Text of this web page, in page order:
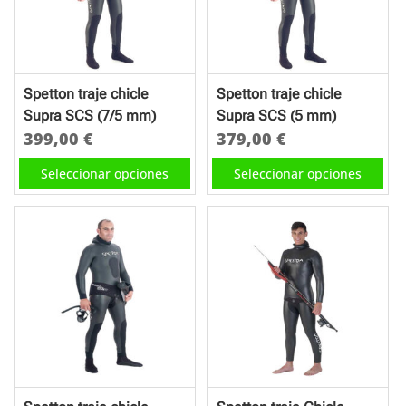
se
pueden
elegir
en
la
de
producto
se
pueden
elegir
en
la
página
de
producto
Spetton traje chicle
Supra SCS (7/5 mm)
399,00 €
Seleccionar opciones
Este
producto
tiene
múltiples
variantes.
Las
opciones
se
pueden
elegir
en
Spetton traje chicle
Supra SCS (5 mm)
379,00€
Seleccionar opciones
Este
producto
tiene
múltiples
variantes.
Las
opciones
se
pueden
elegir
en